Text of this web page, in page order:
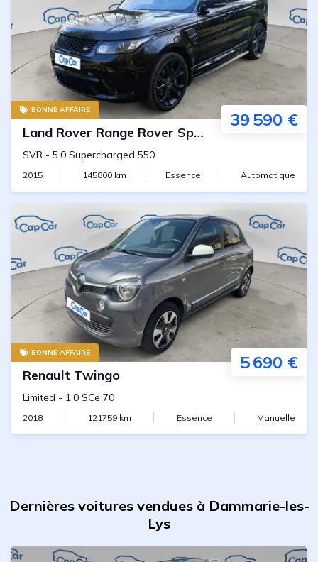
BONNE AFFAIRE 39 590 €
Land Rover Range Rover Sport
SVR - 5.0 Supercharged 550
2015 145800km Essence Automatique
BONNE AFFAIRE 5 690 €
Renault Twingo
Limited - 1.0 SCe 70
2018 121759 km Essence Manuelle
Dernières voitures vendues à Dammarie-les-
Lys